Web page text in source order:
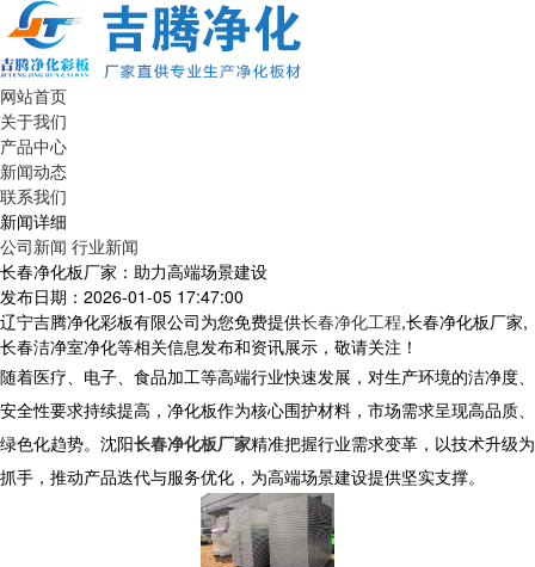
网站首页
关于我们
产品中心
新闻动态
联系我们
新闻详细
公司新闻 行业新闻
长春净化板厂家：助力高端场景建设
发布日期：2026-01-05 17:47:00
辽宁吉腾净化彩板有限公司为您免费提供长春净化工程,长春净化板厂家,
长春洁净室净化等相关信息发布和资讯展示，敬请关注！
随着医疗、电子、食品加工等高端行业快速发展，对生产环境的洁净度、
安全性要求持续提高，净化板作为核心围护材料，市场需求呈现高品质、
绿色化趋势。沈阳长春净化板厂家精准把握行业需求变革，以技术升级为
抓手，推动产品迭代与服务优化，为高端场景建设提供坚实支撑。